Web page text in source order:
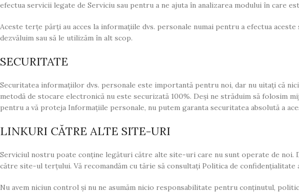
efectua servicii legate de Serviciu sau pentru a ne ajuta în analizarea modului în care
Aceste terțe părți au acces la informațiile dvs. personale numai pentru a efectua
dezvăluim sau să le utilizăm în alt scop.
SECURITATE
Securitatea informațiilor dvs. personale este importantă pentru noi, dar nu uitați că
metodă de stocare electronică nu este securizată 100%. Deși ne străduim să folosim
pentru a vă proteja Informațiile personale, nu putem garanta securitatea absolută a
LINKURI CĂTRE ALTE SITE-URI
Serviciul nostru poate conține legături către alte site-uri care nu sunt operate de noi.
către site-ul terțului. Vă recomandăm cu tărie să consultați Politica de
Nu avem niciun control și nu ne asumăm nicio responsabilitate pentru conținutul,